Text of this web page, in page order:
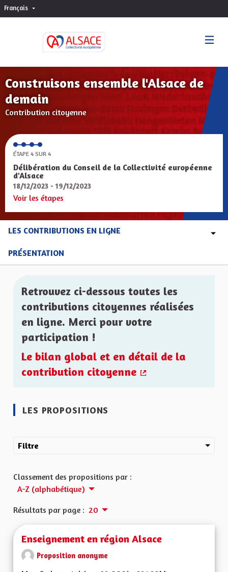
Français Choisir la langue
Construisons ensemble l'Alsace de
demain
Contribution citoyenne
ÉTAPE 4 SUR 4
Délibération du Conseil de la Collectivité européenne
d'Alsace
18/12/2023 - 19/12/2023
Voir les étapes
LES CONTRIBUTIONS EN LIGNE
PRÉSENTATION
Retrouvez ci-dessous toutes les
contributions citoyennes réalisées
en ligne. Merci pour votre
participation !
Le bilan global et en détail de la
contribution citoyenne
LES PROPOSITIONS
Filtre
Classement des propositions par :
A-Z (alphabétique)
Résultats par page : 20
Enseignement en région Alsace
Proposition anonyme